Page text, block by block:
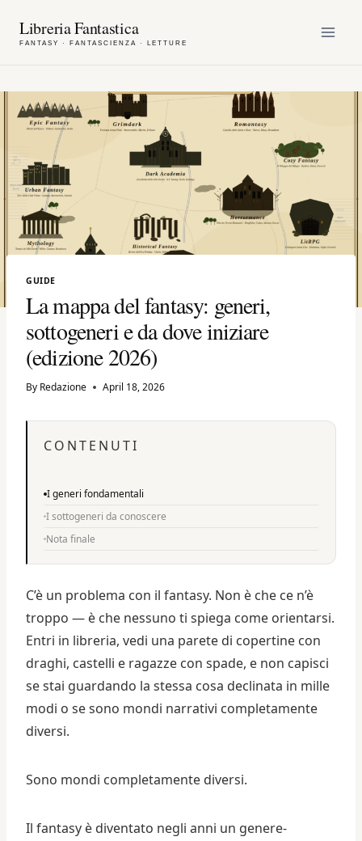
content
Libreria Fantastica
GUIDE
La mappa del fantasy: generi,
sottogeneri e da dove iniziare
(edizione 2026)
By Redazione April 18, 2026
CONTENUTI
I generi fondamentali
I sottogeneri da conoscere
Nota finale
C’è un problema con il fantasy. Non è che ce n’è
troppo — è che nessuno ti spiega come orientarsi.
Entri in libreria, vedi una parete di copertine con
draghi, castelli e ragazze con spade, e non capisci
se stai guardando la stessa cosa declinata in mille
modi o se sono mondi narrativi completamente
diversi.
Sono mondi completamente diversi.
Il fantasy è diventato negli anni un genere-